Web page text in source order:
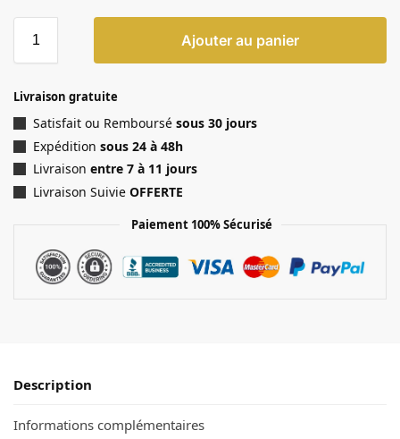
Ajouter au panier
Livraison gratuite
Satisfait ou Remboursé sous 30 jours
Expédition sous 24 à 48h
Livraison entre 7 à 11 jours
Livraison Suivie OFFERTE
Paiement 100% Sécurisé
Description
Informations complémentaires